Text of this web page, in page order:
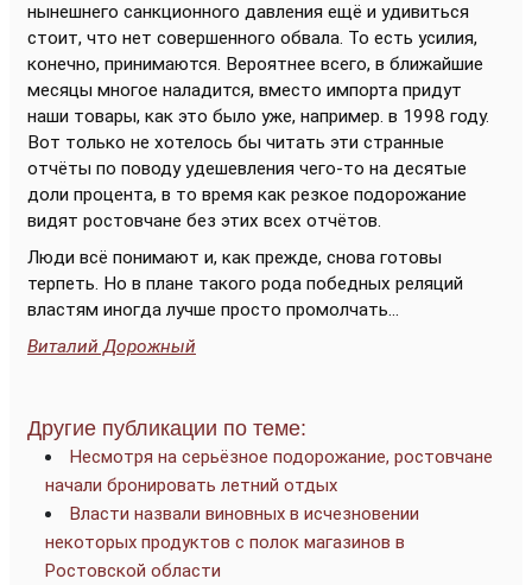
нынешнего санкционного давления ещё и удивиться
стоит, что нет совершенного обвала. То есть усилия,
конечно, принимаются. Вероятнее всего, в ближайшие
месяцы многое наладится, вместо импорта придут
наши товары, как это было уже, например. в 1998 году.
Вот только не хотелось бы читать эти странные
отчёты по поводу удешевления чего-то на десятые
доли процента, в то время как резкое подорожание
видят ростовчане без этих всех отчётов.
Люди всё понимают и, как прежде, снова готовы
терпеть. Но в плане такого рода победных реляций
властям иногда лучше просто промолчать...
Виталий Дорожный
Другие публикации по теме:
Несмотря на серьёзное подорожание, ростовчане
начали бронировать летний отдых
Власти назвали виновных в исчезновении
некоторых продуктов с полок магазинов в
Ростовской области